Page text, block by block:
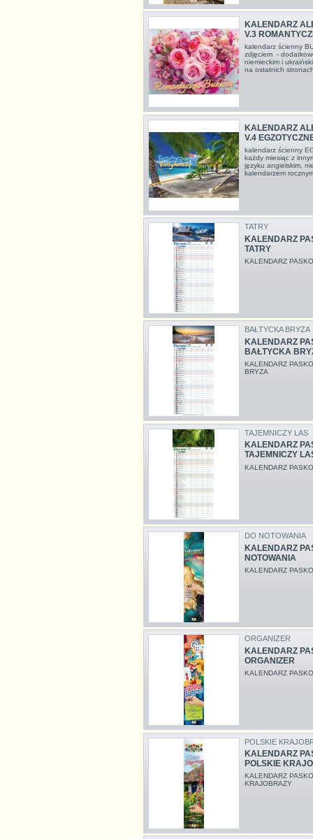
KALENDARZ
V.3
kalendarz ścienny
zdjęciem -
niemieckim i
na ostatnich
KALENDARZ
V.4
kalendarz ścienny
każdy miesiąc z
języku angielskim,
kalendarzem
TATRY
KALENDARZ
TATRY
KALENDARZ
BAŁTYCKA BRYZA
KALENDARZ
BAŁTYCKA
KALENDARZ
BRYZA
TAJEMNICZY LAS
KALENDARZ
TAJEMNICZY
KALENDARZ
DO NOTOWANIA
KALENDARZ
NOTOWANIA
KALENDARZ
ORGANIZER
KALENDARZ
ORGANIZER
KALENDARZ
POLSKIE
KALENDARZ
POLSKIE
KALENDARZ
KRAJOBRAZY